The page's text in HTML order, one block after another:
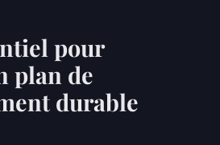
pour
plan de
durable